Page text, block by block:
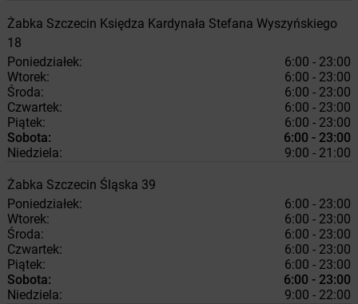
Żabka Szczecin Księdza Kardynała Stefana Wyszyńskiego
18
Poniedziałek:
6:00 - 23:00
Wtorek:
6:00 - 23:00
Środa:
6:00 - 23:00
Czwartek:
6:00 - 23:00
Piątek:
6:00 - 23:00
Sobota:
6:00 - 23:00
Niedziela:
9:00 - 21:00
Żabka Szczecin Śląska 39
Poniedziałek:
6:00 - 23:00
Wtorek:
6:00 - 23:00
Środa:
6:00 - 23:00
Czwartek:
6:00 - 23:00
Piątek:
6:00 - 23:00
Sobota:
6:00 - 23:00
Niedziela:
9:00 - 22:00